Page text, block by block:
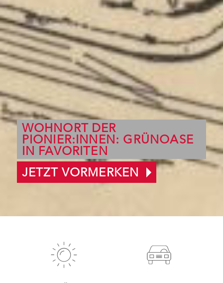
WOHNORT DER
PIONIER:INNEN: GRÜNOASE
IN FAVORITEN
JETZT VORMERKEN